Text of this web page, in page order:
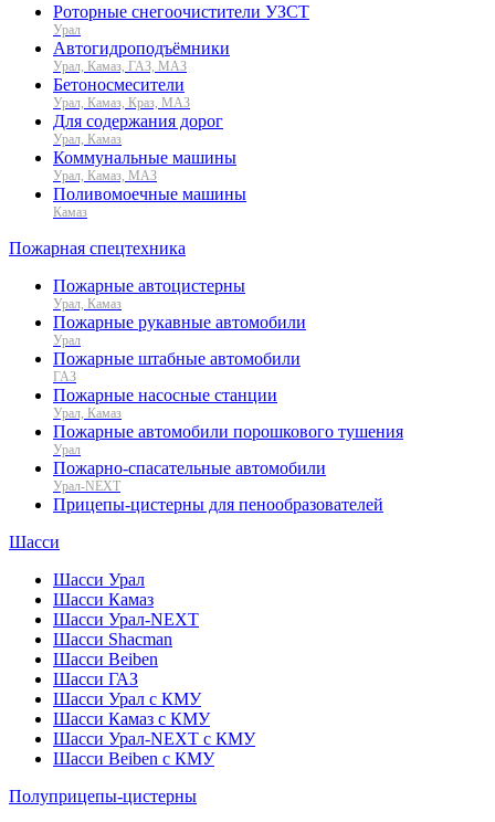
Роторные снегоочистители УЗСТ
Урал
Автогидроподъёмники
Урал, Камаз, ГАЗ, МАЗ
Бетоносмесители
Урал, Камаз, Краз, МАЗ
Для содержания дорог
Урал, Камаз
Коммунальные машины
Урал, Камаз, МАЗ
Поливомоечные машины
Камаз
Пожарная спецтехника
Пожарные автоцистерны
Урал, Камаз
Пожарные рукавные автомобили
Урал
Пожарные штабные автомобили
ГАЗ
Пожарные насосные станции
Урал, Камаз
Пожарные автомобили порошкового тушения
Урал
Пожарно-спасательные автомобили
Урал-NEXT
Прицепы-цистерны для пенообразователей
Шасси
Шасси Урал
Шасси Камаз
Шасси Урал-NEXT
Шасси Shacman
Шасси Beiben
Шасси ГАЗ
Шасси Урал с КМУ
Шасси Камаз с КМУ
Шасси Урал-NEXT с КМУ
Шасси Beiben с КМУ
Полуприцепы-цистерны